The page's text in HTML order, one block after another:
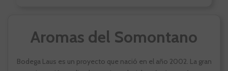
Aromas del Somontano
Bodega Laus es un proyecto que nació en el año 2002. La gran